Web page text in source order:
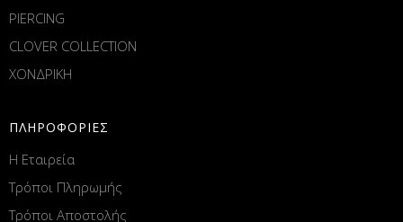
PIERCING
CLOVER COLLECTION
ΧΟΝΔΡΙΚΗ
ΠΛΗΡΟΦΟΡΙΕΣ
Η Εταιρεία
Τρόποι Πληρωμής
Τρόποι Αποστολής